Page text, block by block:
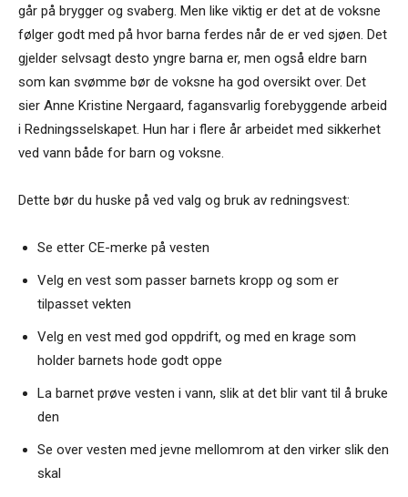
går på brygger og svaberg. Men like viktig er det at de voksne
følger godt med på hvor barna ferdes når de er ved sjøen. Det
gjelder selvsagt desto yngre barna er, men også eldre barn
som kan svømme bør de voksne ha god oversikt over. Det
sier Anne Kristine Nergaard, fagansvarlig forebyggende arbeid
i Redningsselskapet. Hun har i flere år arbeidet med sikkerhet
ved vann både for barn og voksne.
Dette bør du huske på ved valg og bruk av redningsvest:
Se etter CE-merke på vesten
Velg en vest som passer barnets kropp og som er
tilpasset vekten
Velg en vest med god oppdrift, og med en krage som
holder barnets hode godt oppe
La barnet prøve vesten i vann, slik at det blir vant til å bruke
den
Se over vesten med jevne mellomrom at den virker slik den
skal